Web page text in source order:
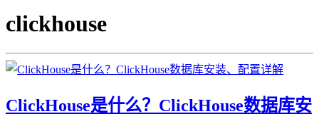
clickhouse
ClickHouse是什么？ClickHouse数据库安